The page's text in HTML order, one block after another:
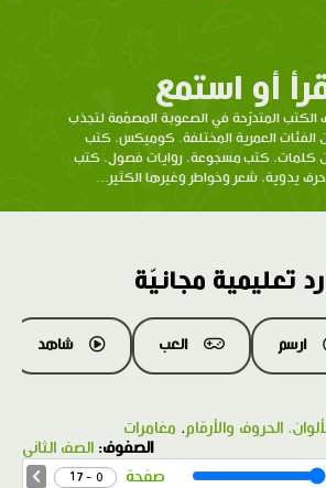
أو استمع
الكتب المتدرّحة في الصعوبة المصمّمة لتجذب
الفئات العمرية المختلفة. كوميكس، كتب
كلمات، كتب مسجوعة، روايات فصول، كتب
يدوية، شعر وخواطر وغيرها الكثير...
تعليمية مجانيّة
ارسم العب شاهد
الحروف والأرقام، مغامرات
الصفوف: الصف الثاني
صفحة 0 - 17